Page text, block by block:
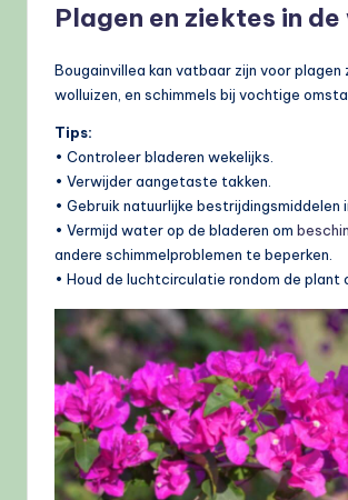
Plagen en ziektes in
Bougainvillea kan vatbaar zijn voor plagen
wolluizen, en schimmels bij vochtige
Tips:
• Controleer bladeren wekelijks.
• Verwijder aangetaste takken.
• Gebruik natuurlijke bestrijdingsmiddelen
• Vermijd water op de bladeren om
andere schimmelproblemen te beperken.
• Houd de luchtcirculatie rondom de plant